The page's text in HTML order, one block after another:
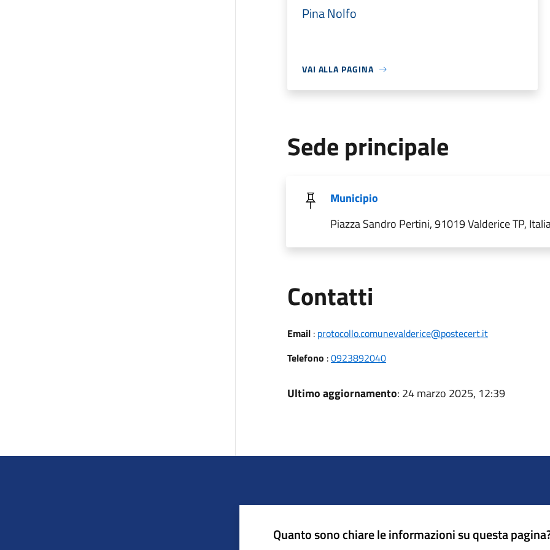
Pina Nolfo
VAI ALLA PAGINA
Sede principale
Municipio
Piazza Sandro Pertini, 91019 Valderice TP,
Contatti
Email: protocollo.comunevalderice@postecert.it
Telefono :0923892040
Ultimo aggiornamento: 24 marzo 2025, 12:39
Quanto sono chiare le informazioni su questa